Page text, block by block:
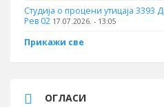
Студија о процени утицаја 3393
Рев 02 17.07.2026. - 13:05
Прикажи све
ОГЛАСИ